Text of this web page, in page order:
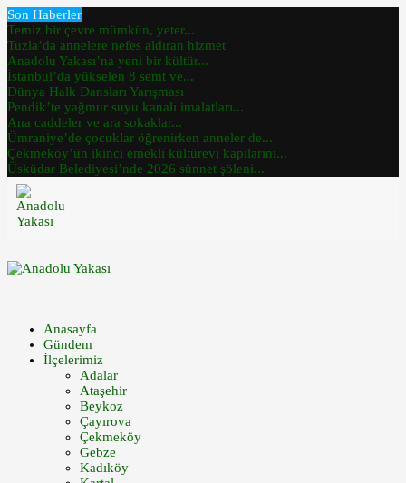
Son Haberler
Temiz bir çevre mümkün, yeter...
Tuzla’da annelere nefes aldıran hizmet
Anadolu Yakası’na yeni bir kültür...
İstanbul’da yükselen 8 semt ve...
Dünya Halk Dansları Yarışması
Pendik’te yağmur suyu kanalı imalatları...
Ana caddeler ve ara sokaklar...
Ümraniye’de çocuklar öğrenirken anneler de...
Çekmeköy’ün ikinci emekli kültürevi kapılarını...
Üsküdar Belediyesi’nde 2026 sünnet şöleni...
Anasayfa
Gündem
İlçelerimiz
Adalar
Ataşehir
Beykoz
Çayırova
Çekmeköy
Gebze
Kadıköy